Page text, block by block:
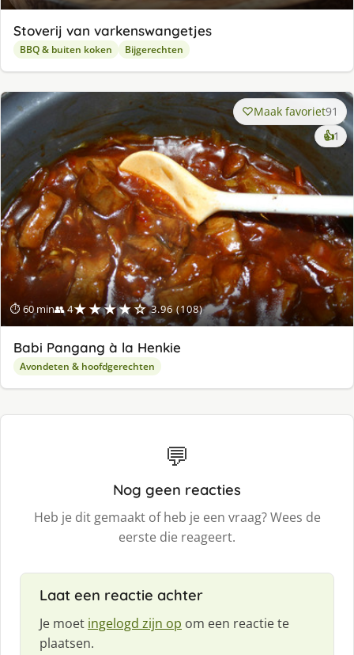
Stoverij van varkenswangetjes
BBQ & buiten koken Bijgerechten
⏱ 60 min👥 4★★★★☆ 3.96 (108)
Maak favoriet91
👍1
Babi Pangang à la Henkie
Avondeten & hoofdgerechten
💬
Nog geen reacties
Heb je dit gemaakt of heb je een vraag? Wees de
eerste die reageert.
Laat een reactie achter
Je moet ingelogd zijn op om een reactie te
plaatsen.